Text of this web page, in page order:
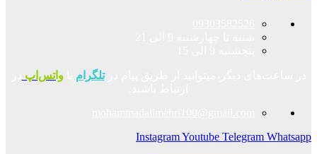
در ساعت‌های دیگر،میتوانید از طریق پیام درتلگرام یاواتس‌اپ
InstagramYoutube Telegram Whatsapp